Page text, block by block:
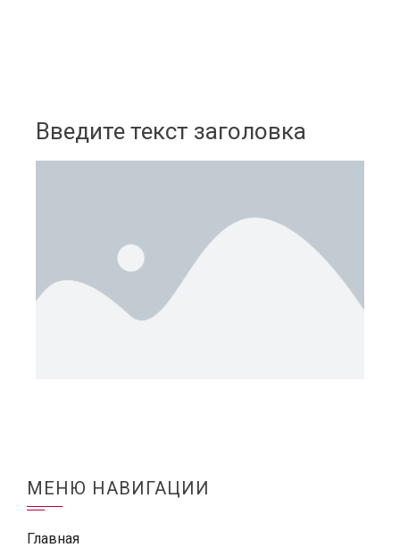
Введите текст заголовка
МЕНЮ НАВИГАЦИИ
Главная